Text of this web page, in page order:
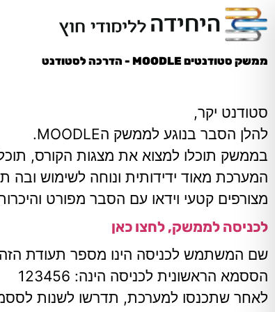
ממשק סטודנטים MOODLE - הדרכה לסטודנט
סטודנט יקר,
להלן הסבר בנוגע לממשק הMOODLE.
בממשק תוכלו למצוא את מצגות הקורס,
המערכת מאוד ידידותית ונוחה לשימוש ובה
מצורפים קטעי וידאו עם הסבר מפורט
לכניסה לממשק, לחצו כאן
שם המשתמש לכניסה הינו מספר תעודת הזהות
הססמא הראשונית לכניסה הינה: 123456
לאחר שתכנסו למערכת, תדרשו לשנות